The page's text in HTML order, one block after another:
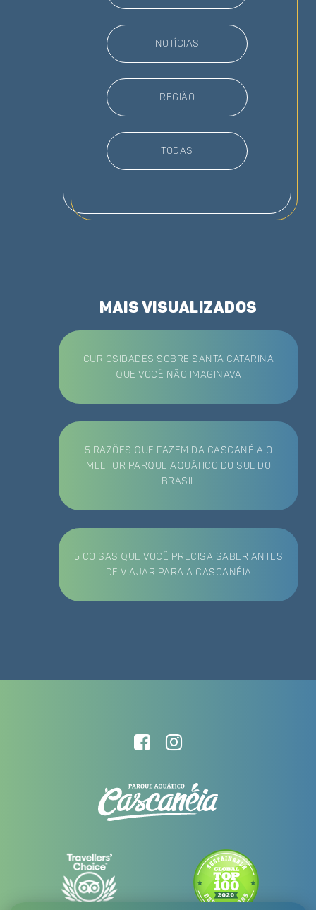
Notícias
Região
todas
mais visualizados
Curiosidades sobre Santa Catarina
que você não imaginava
5 razões que fazem da Cascanéia o
melhor Parque Aquático do Sul do
Brasil
5 coisas que você precisa saber antes
de viajar para a Cascanéia